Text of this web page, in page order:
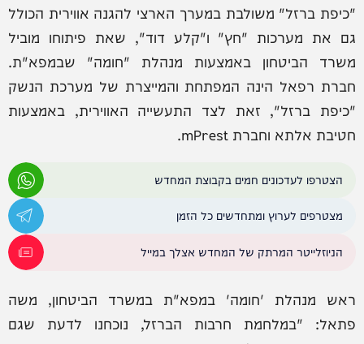
"כיפת ברזל" משולבת במערך הארצי להגנה אווירית הכולל
גם את מערכות "חץ" ו"קלע דוד", שאת פיתוחו מוביל
משרד הביטחון באמצעות מנהלת "חומה" שבמפא"ת.
חברת רפאל הינה המפתחת והמייצרת של מערכת הנשק
"כיפת ברזל", זאת לצד התעשייה האווירית, באמצעות
חטיבת אלתא וחברת mPrest.
הצטרפו לעדכונים חמים בקבוצת המחדש
מצטרפים לערוץ ומתחדשים כל הזמן
הניוזלייטר המרתק של המחדש אצלך במייל
ראש מנהלת 'חומה' במפא"ת במשרד הביטחון, משה
פתאל: "במלחמת חרבות הברזל, נוכחנו לדעת שגם